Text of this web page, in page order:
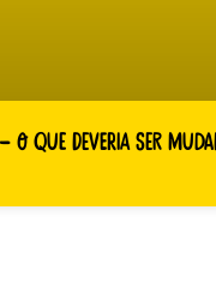
O que deveria ser